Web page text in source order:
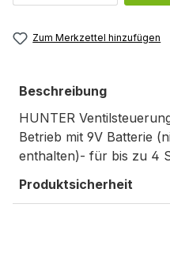
Zum Merkzettel hinzufügen
Beschreibung
HUNTER
Betrieb mit 9V Batterie
enthalten)- für bis zu 4
Produktsicherheit